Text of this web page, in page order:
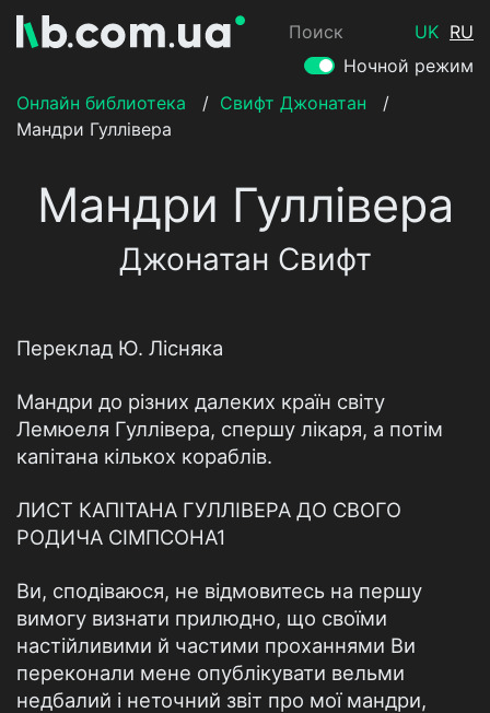
Поиск UK RU
Ночной режим
Онлайн библиотека
/ Свифт Джонатан
/
Мандри Гуллівера
Мандри Гуллівера
Джонатан Свифт
Переклад Ю. Лісняка
Мандри до різних далеких країн світу
Лемюеля Гуллівера, спершу лікаря, а потім
капітана кількох кораблів.
ЛИСТ КАПІТАНА ГУЛЛІВЕРА ДО СВОГО
РОДИЧА СІМПСОНА1
Ви, сподіваюся, не відмовитесь на першу
вимогу визнати прилюдно, що своїми
настійливими й частими проханнями Ви
переконали мене опублікувати вельми
недбалий і неточний звіт про мої мандри,